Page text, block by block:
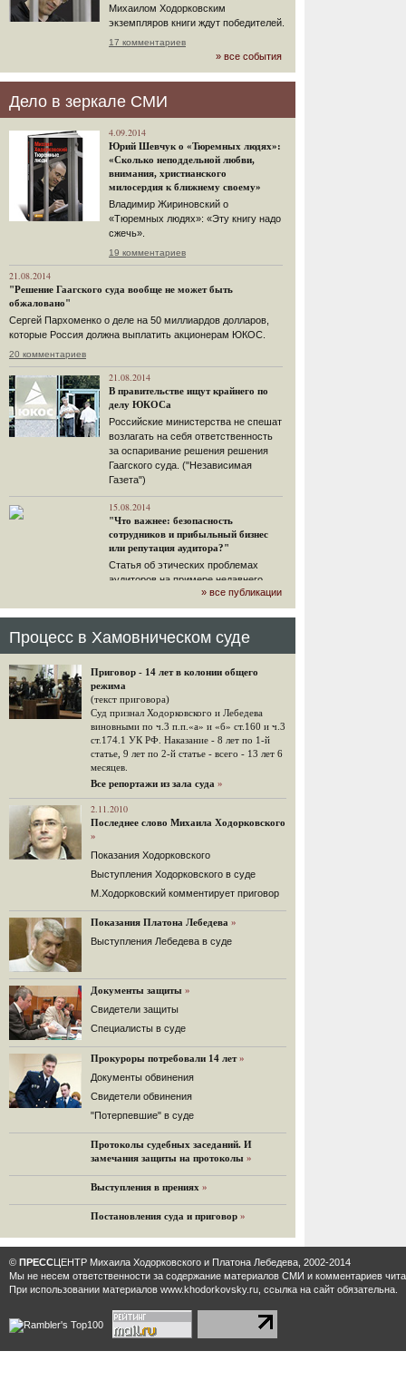
Михаилом Ходорковским
экземпляров книги ждут победителей.
17 комментариев
» все события
Дело в зеркале СМИ
4.09.2014
Юрий Шевчук о «Тюремных людях»:
«Сколько неподдельной любви,
внимания, христианского
милосердия к ближнему своему»
Владимир Жириновский о
«Тюремных людях»: «Эту книгу надо
сжечь».
19 комментариев
21.08.2014
"Решение Гаагского суда вообще не может быть
обжаловано"
Сергей Пархоменко о деле на 50 миллиардов долларов,
которые Россия должна выплатить акционерам ЮКОС.
20 комментариев
21.08.2014
В правительстве ищут крайнего по
делу ЮКОСа
Российские министерства не спешат
возлагать на себя ответственность
за оспаривание решения решения
Гаагского суда. ("Независимая
Газета")
15.08.2014
"Что важнее: безопасность
сотрудников и прибыльный бизнес
или репутация аудитора?"
Статья об этических проблемах
аудиторов на примере недавнего
громкого арбитражного решения по
ЮКОСу. (navalny.com)
15.08.2014
конфискационным санкциям со
стороны государства, оказались под
защитой арбитражного суда"
Швейцарская газета "Neue Zuercher
Zeitung" о гаагском судебном
решении.
48 комментариев
Не исключил
Владимир Путин допускает, что Россия может выйти из-
под юрисдикции ЕСПЧ.
88 комментариев
14.08.2014
Нарулил
Игорь Сечин просит о помощи.
Ссылаясь на санкции, глава
«Роснефти» хочет выбить из фонда
12.08.2014
Граждане не хотят платить по счетам ЮКОСа
Решение Гаагского суда о компенсации $50 млрд
поддержали 12%.
129 комментариев
Вечер у Ходорковских. Вспоминает Иван Стариков.
11.08.2014
«Удивительно сильная, мощная и
достойная только преклонения
Гости и ведущие «Эха Москвы» чтут
память Марины Филипповны.
10 комментариев
Марина Филипповна Ходорковская:
«Я долго была молодой!»
"Новая" рассказывает о судьбе
» все публикации
Процесс в Хамовническом суде
Приговор - 14 лет в колонии общего
режима
(текст приговора)
Суд признал Ходорковского и Лебедева
виновными по ч.3 п.п.«а» и «б» ст.160 и ч.3
ст.174.1 УК РФ. Наказание - 8 лет по 1-й
статье, 9 лет по 2-й статье - всего - 13 лет 6
месяцев.
Все репортажи из зала суда »
2.11.2010
Последнее слово Михаила Ходорковского
»
Показания Ходорковского
Выступления Ходорковского в суде
М.Ходорковский комментирует приговор
Показания Платона Лебедева »
Выступления Лебедева в суде
Документы защиты »
Cвидетели защиты
Cпециалисты в суде
Прокуроры потребовали 14 лет »
Документы обвинения
Свидетели обвинения
"Потерпевшие" в суде
Протоколы судебных заседаний. И
замечания защиты на протоколы »
Выступления в прениях »
Постановления суда и приговор »
© ПРЕССЦЕНТР Михаила Ходорковского и Платона Лебедева, 2002-2014
Мы не несем ответственности за содержание материалов CМИ и комментариев
При использовании материалов www.khodorkovsky.ru, ссылка на сайт обязательна.